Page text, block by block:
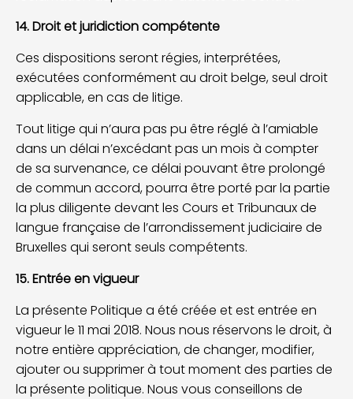
14. Droit et juridiction compétente
Ces dispositions seront régies, interprétées,
exécutées conformément au droit belge, seul droit
applicable, en cas de litige.
Tout litige qui n’aura pas pu être réglé à l’amiable
dans un délai n’excédant pas un mois à compter
de sa survenance, ce délai pouvant être prolongé
de commun accord, pourra être porté par la partie
la plus diligente devant les Cours et Tribunaux de
langue française de l’arrondissement judiciaire de
Bruxelles qui seront seuls compétents.
15. Entrée en vigueur
La présente Politique a été créée et est entrée en
vigueur le 11 mai 2018. Nous nous réservons le droit, à
notre entière appréciation, de changer, modifier,
ajouter ou supprimer à tout moment des parties de
la présente politique. Nous vous conseillons de